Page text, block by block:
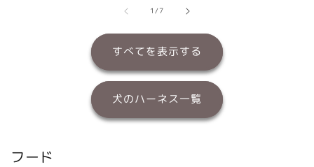
1/の
7
すべてを表示する
犬のハーネス一覧
フード